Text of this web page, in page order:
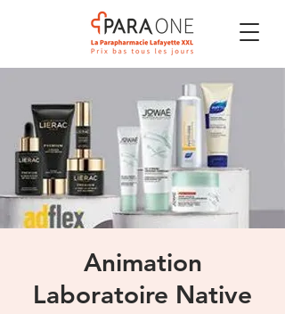
Animation
Laboratoire Native